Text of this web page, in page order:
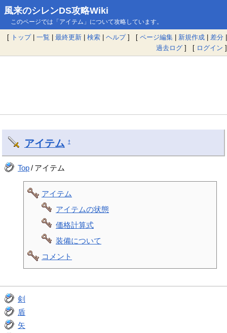
風来のシレンDS攻略Wiki
このページでは「アイテム」について攻略しています。
[ トップ| 一覧 | 最終更新 | 検索 | ヘルプ] [ ページ編集 | 新規作成 | 差分 |
過去ログ ] [ ログイン ]
アイテム †
Top/ アイテム
アイテム
アイテムの状態
価格計算式
装備について
コメント
剣
盾
矢